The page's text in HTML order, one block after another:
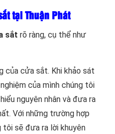
tại Thuận Phát
sắt rõ ràng, cụ thể như
của cửa sắt. Khi khảo sát
của mình chúng tôi
nguyên nhân và đưa ra
Với những trường hợp
tôi sẽ đưa ra lời khuyên